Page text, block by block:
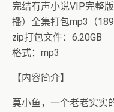
完结有声小说VIP完整
播）全集打包mp3（
zip打包文件：6.20GB
格式：mp3
【内容简介】
莫小鱼，一个老老实实